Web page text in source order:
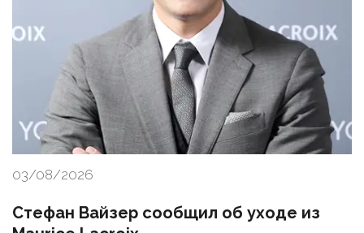
03/08/2026
Стефан Вайзер сообщил об уходе из